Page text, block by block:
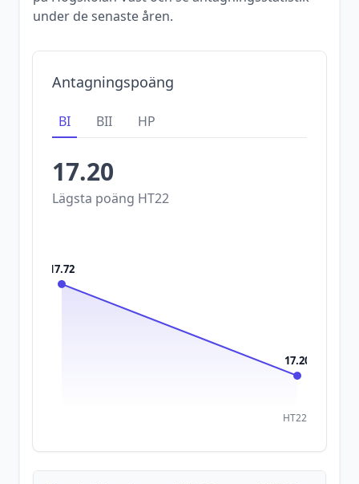
under de senaste åren.
Antagningspoäng
BI BII HP
17.20
Lägsta poäng HT22
HT22
17.72
17.20